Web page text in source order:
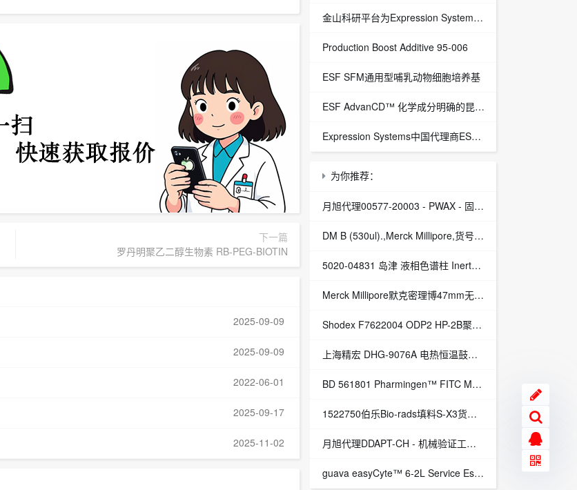
下一篇
罗丹明聚乙二醇生物素 RB-PEG-BIOTIN
2025-09-09
2025-09-09
2022-06-01
2025-09-17
2025-11-02
金山科研平台为Expression Systems（ES）中国独家代理商
Production Boost Additive 95-006
ESF SFM通用型哺乳动物细胞培养基
ESF AdvanCD™ 化学成分明确的昆虫细胞培养基
Expression Systems中国代理商ESF 921™昆虫细胞培养基
为你推荐：
月旭代理00577-20003 - PWAX - 固相萃取小柱
DM B (530ul).,Merck Millipore,货号：33-013
5020-04831 岛津 液相色谱柱 Inertsil LC 色谱柱 C8-3
Merck Millipore默克密理博47mm无菌培养皿PD2004705价格
Shodex F7622004 ODP2 HP-2B聚合物基质反相色谱柱 5μm 2x50mm
上海精宏 DHG-9076A 电热恒温鼓风干燥箱
BD 561801 Pharmingen™ FITC Mouse Anti-Rat CD3 现货 清库存
1522750伯乐Bio-rads填料S-X3货号1522750
月旭代理DDAPT-CH - 机械验证工具包 - 溶出耗材
guava easyCyte™ 6-2L Service Essential 1 year plan, after purchase,Merck Millipore,货号：0500-5320